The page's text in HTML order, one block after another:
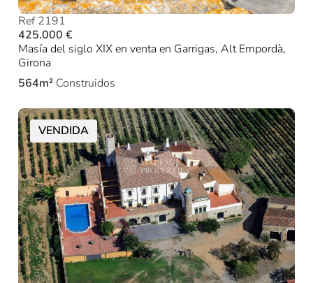
Ref 2191
425.000 €
Masía del siglo XIX en venta en Garrigas, Alt Empordà,
Girona
564m² Construidos
VENDIDA